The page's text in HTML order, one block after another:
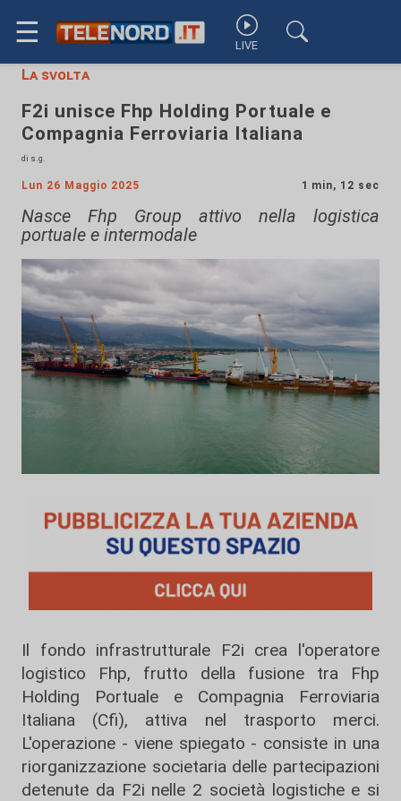
☰ LIVE
La svolta
F2i unisce Fhp Holding Portuale e
Compagnia Ferroviaria Italiana
di s.g.
Lun 26 Maggio 2025 1 min, 12 sec
Nasce Fhp Group attivo nella logistica
portuale e intermodale
Il fondo infrastrutturale F2i crea l'operatore
logistico Fhp, frutto della fusione tra Fhp
Holding Portuale e Compagnia Ferroviaria
Italiana (Cfi), attiva nel trasporto merci.
L'operazione - viene spiegato - consiste in una
riorganizzazione societaria delle partecipazioni
detenute da F2i nelle 2 società logistiche e si